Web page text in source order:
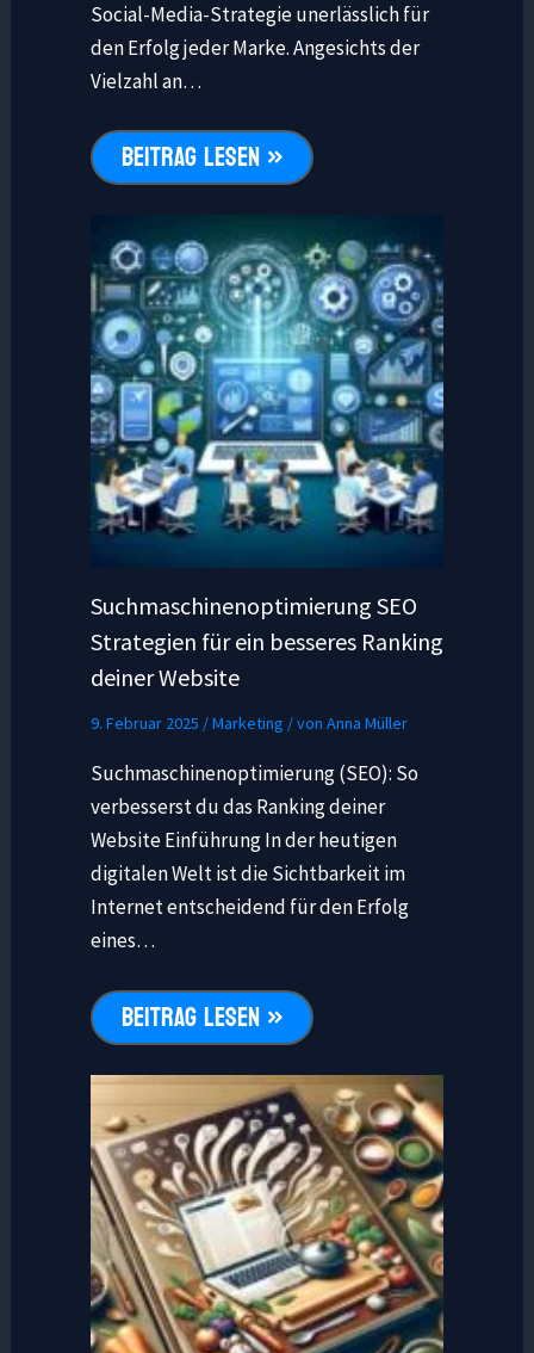
Social-Media-Strategie unerlässlich für
den Erfolg jeder Marke. Angesichts der
Vielzahl an…
BEITRAG LESEN »
Suchmaschinenoptimierung SEO
Strategien für ein besseres Ranking
deiner Website
9. Februar 2025 /Marketing / von Anna Müller
Suchmaschinenoptimierung (SEO): So
verbesserst du das Ranking deiner
Website Einführung In der heutigen
digitalen Welt ist die Sichtbarkeit im
Internet entscheidend für den Erfolg
eines…
BEITRAG LESEN »